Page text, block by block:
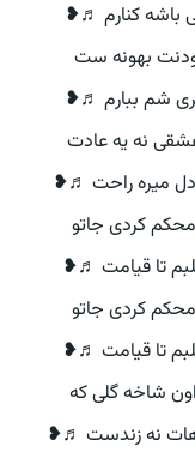
باشه کنارم ♬❥
بهونه ست
شم ببارم ♬❥
نه یه عادت
دل میره راحت ♬❥
کردی جاتو
تا قیامت ♬❥
کردی جاتو
تا قیامت ♬❥
شاخه گلی که
نه زندست ♬❥